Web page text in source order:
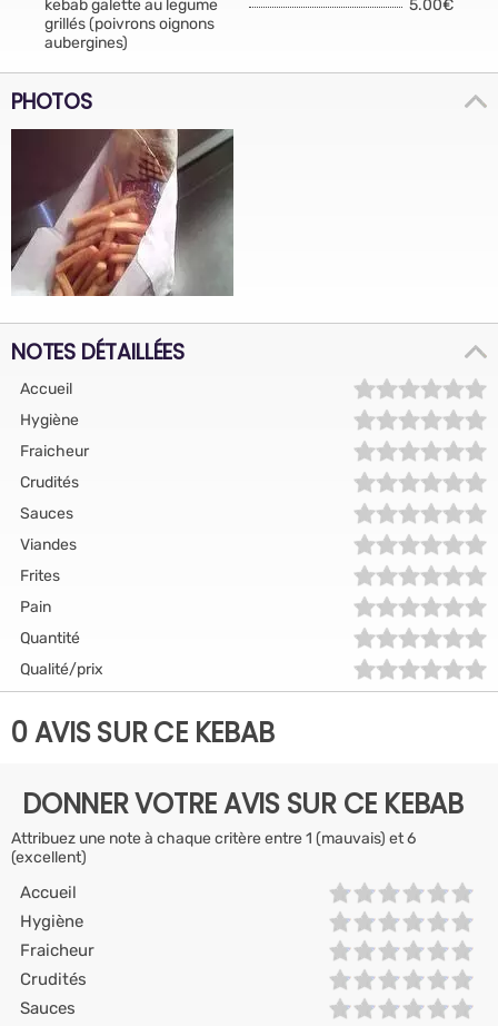
kebab galette au legume
grillés (poivrons oignons
aubergines)
5.00€
PHOTOS
NOTES DÉTAILLÉES
Accueil
Hygiène
Fraicheur
Crudités
Sauces
Viandes
Frites
Pain
Quantité
Qualité/prix
0 AVIS SUR CE KEBAB
DONNER VOTRE AVIS SUR CE KEBAB
Attribuez une note à chaque critère entre 1 (mauvais) et 6
(excellent)
Accueil
Hygiène
Fraicheur
Crudités
Sauces